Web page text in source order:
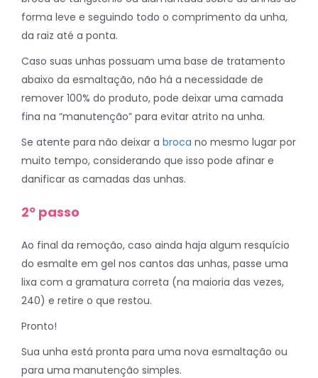
forma leve e seguindo todo o comprimento da unha,
da raiz até a ponta.
Caso suas unhas possuam uma base de tratamento
abaixo da esmaltação, não há a necessidade de
remover 100% do produto, pode deixar uma camada
fina na “manutenção” para evitar atrito na unha.
Se atente para não deixar a broca no mesmo lugar por
muito tempo, considerando que isso pode afinar e
danificar as camadas das unhas.
2º passo
Ao final da remoção, caso ainda haja algum resquício
do esmalte em gel nos cantos das unhas, passe uma
lixa com a gramatura correta (na maioria das vezes,
240) e retire o que restou.
Pronto!
Sua unha está pronta para uma nova esmaltação ou
para uma manutenção simples.